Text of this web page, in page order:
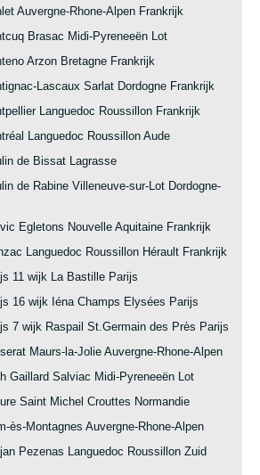
Auvergne-Rhone-Alpen Frankrijk
Brasac Midi-Pyreneeën Lot
Arzon Bretagne Frankrijk
Lascaux Sarlat Dordogne Frankrijk
Languedoc Roussillon Frankrijk
Languedoc Roussillon Aude
de Bissat Lagrasse
de Rabine Villeneuve-sur-Lot Dordogne-
Egletons Nouvelle Aquitaine Frankrijk
Languedoc Roussillon Hérault Frankrijk
11 wijk La Bastille Parijs
16 wijk Iéna Champs Elysées Parijs
7 wijk Raspail St.Germain des Près Parijs
Maurs-la-Jolie Auvergne-Rhone-Alpen
Gaillard Salviac Midi-Pyreneeën Lot
Saint Michel Crouttes Normandie
ès-Montagnes Auvergne-Rhone-Alpen
Pezenas Languedoc Roussillon Zuid